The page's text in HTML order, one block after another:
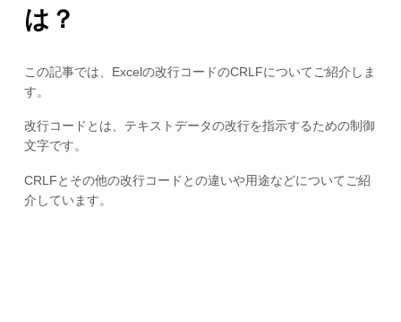
は？
この記事では、Excelの改行コードのCRLFについてご紹介しま
す。
改行コードとは、テキストデータの改行を指示するための制御
文字です。
CRLFとその他の改行コードとの違いや用途などについてご紹
介しています。